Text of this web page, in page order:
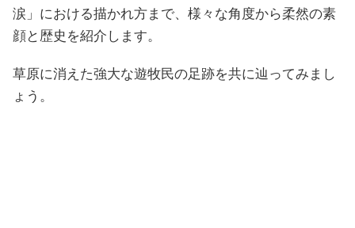
涙」における描かれ方まで、様々な角度から柔然の素
顔と歴史を紹介します。
草原に消えた強大な遊牧民の足跡を共に辿ってみまし
ょう。